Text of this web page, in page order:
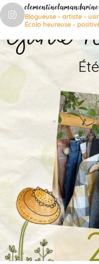
clementinelamandarine
Blogueuse - artiste -
Écolo heureuse -